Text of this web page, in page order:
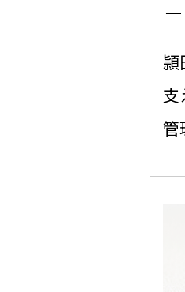
頴
支
管